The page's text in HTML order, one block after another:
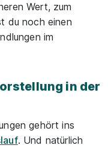
Wert, zum
du noch einen
im
in der
gehört ins
. Und natürlich